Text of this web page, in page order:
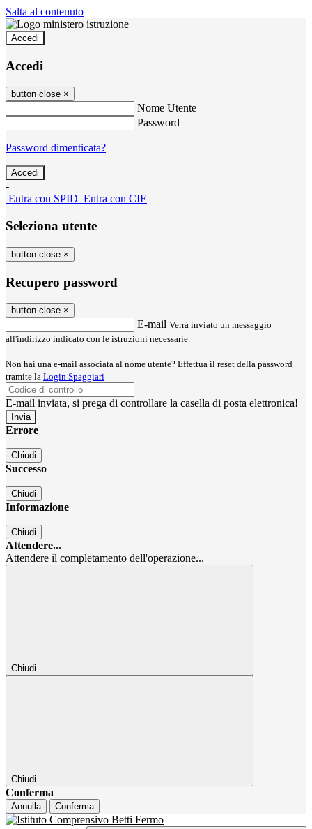
Salta al contenuto
Accedi
Accedi
button close ×
Nome Utente
Password
Password dimenticata?
-
Entra con SPID Entra con CIE
Seleziona utente
button close ×
Recupero password
button close ×
E-mail Verrà inviato un messaggio
all'indirizzo indicato con le istruzioni necessarie.
Non hai una e-mail associata al nome utente? Effettua il reset della password
tramite la Login Spaggiari
E-mail inviata, si prega di controllare la casella di posta elettronica!
Errore
Chiudi
Successo
Chiudi
Informazione
Chiudi
Attendere...
Attendere il completamento dell'operazione...
Chiudi
Chiudi
Conferma
Annulla Conferma